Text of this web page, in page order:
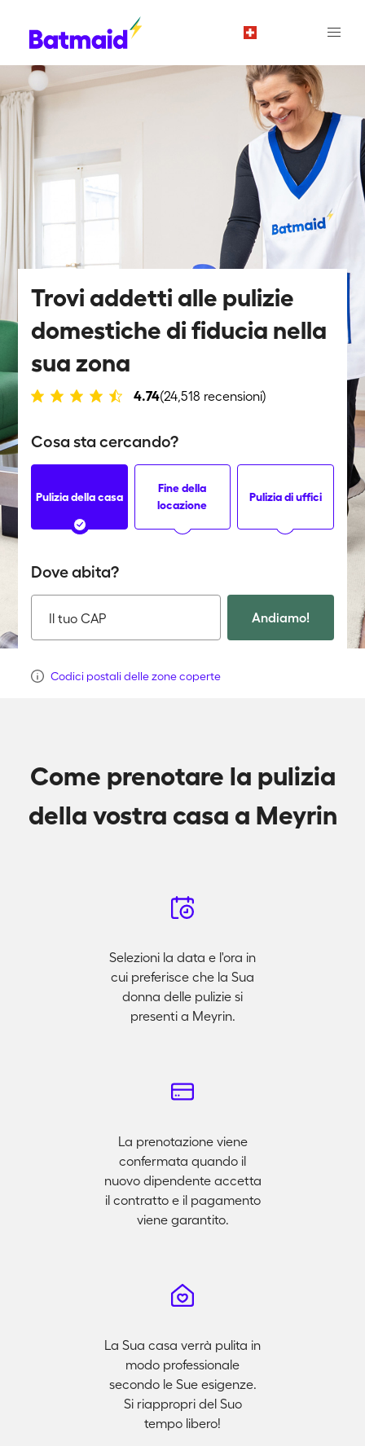
Trovi addetti alle pulizie
domestiche di fiducia nella
sua zona
4.74(24,518 recensioni)
Cosa sta cercando?
Pulizia della casa
Fine della
locazione
Pulizia di uffici
Dove abita?
Il tuo CAP Andiamo!
Codici postali delle zone coperte
Come prenotare la pulizia
della vostra casa a Meyrin
Selezioni la data e l'ora in
cui preferisce che la Sua
donna delle pulizie si
presenti a Meyrin.
La prenotazione viene
confermata quando il
nuovo dipendente accetta
il contratto e il pagamento
viene garantito.
La Sua casa verrà pulita in
modo professionale
secondo le Sue esigenze.
Si riappropri del Suo
tempo libero!